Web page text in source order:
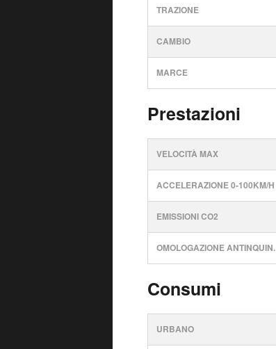
TRAZIONE
CAMBIO
MARCE
Prestazioni
VELOCITÀ MAX
ACCELERAZIONE 0-100KM/H
EMISSIONI CO2
OMOLOGAZIONE ANTINQUIN.
Consumi
URBANO